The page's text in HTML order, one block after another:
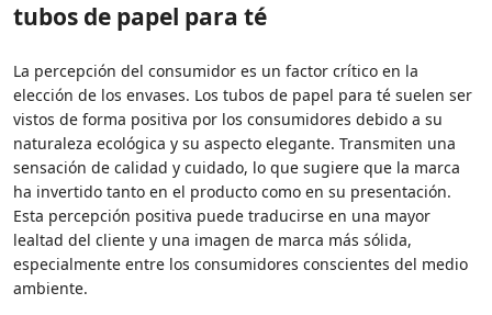
tubos de papel para té
La percepción del consumidor es un factor crítico en la
elección de los envases. Los tubos de papel para té suelen ser
vistos de forma positiva por los consumidores debido a su
naturaleza ecológica y su aspecto elegante. Transmiten una
sensación de calidad y cuidado, lo que sugiere que la marca
ha invertido tanto en el producto como en su presentación.
Esta percepción positiva puede traducirse en una mayor
lealtad del cliente y una imagen de marca más sólida,
especialmente entre los consumidores conscientes del medio
ambiente.